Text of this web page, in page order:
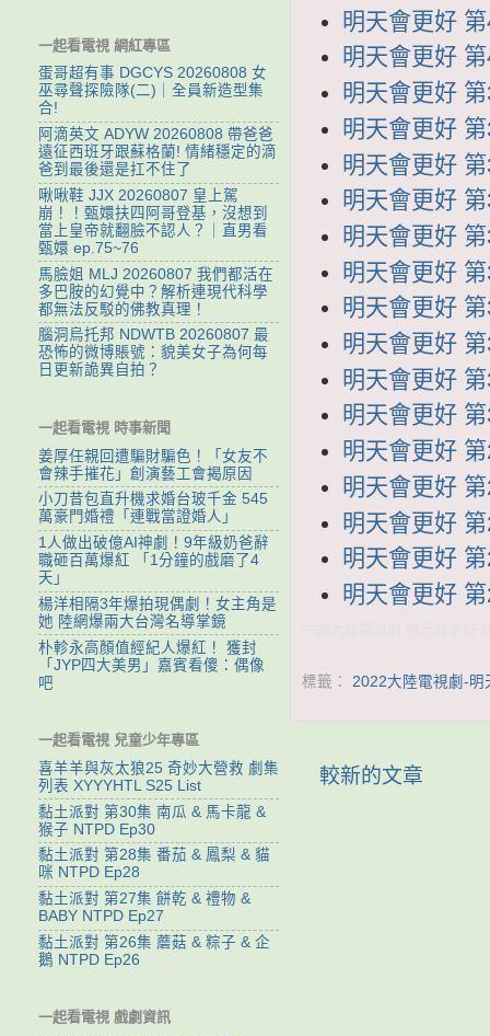
明天會更好
明天會更好
明天會更好
明天會更好
明天會更好
明天會更好
明天會更好
明天會更好
明天會更好
明天會更好
明天會更好
明天會更好
明天會更好
明天會更好
明天會更好
明天會更好
明天會更好
標籤： 2022大陸電視劇-明
較新的文章
一起看電視 網紅專區
蛋哥超有事 DGCYS 20260808 女
巫尋聲探險隊(二)｜全員新造型集
合!
阿滴英文 ADYW 20260808 帶爸爸
遠征西班牙跟蘇格蘭! 情緒穩定的滴
爸到最後還是扛不住了
啾啾鞋 JJX 20260807 皇上駕
崩！！甄嬛扶四阿哥登基，沒想到
當上皇帝就翻臉不認人？｜直男看
甄嬛 ep.75~76
馬臉姐 MLJ 20260807 我們都活在
多巴胺的幻覺中？解析連現代科學
都無法反駁的佛教真理！
腦洞烏托邦 NDWTB 20260807 最
恐怖的微博賬號：貌美女子為何每
日更新詭異自拍？
一起看電視 時事新聞
姜厚任親回遭騙財騙色！「女友不
會辣手摧花」創演藝工會揭原因
小刀昔包直升機求婚台玻千金 545
萬豪門婚禮「連戰當證婚人」
1人做出破億AI神劇！9年級奶爸辭
職砸百萬爆紅 「1分鐘的戲磨了4
天」
楊洋相隔3年爆拍現偶劇！女主角是
她 陸網爆兩大台灣名導掌鏡
朴軫永高顏值經紀人爆紅！ 獲封
「JYP四大美男」嘉賓看傻：偶像
吧
一起看電視 兒童少年專區
喜羊羊與灰太狼25 奇妙大營救 劇集
列表 XYYYHTL S25 List
黏土派對 第30集 南瓜 & 馬卡龍 &
猴子 NTPD Ep30
黏土派對 第28集 番茄 & 鳳梨 & 貓
咪 NTPD Ep28
黏土派對 第27集 餅乾 & 禮物 &
BABY NTPD Ep27
黏土派對 第26集 蘑菇 & 粽子 & 企
鵝 NTPD Ep26
一起看電視 戲劇資訊